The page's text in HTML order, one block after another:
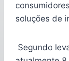
soluções de
Segundo